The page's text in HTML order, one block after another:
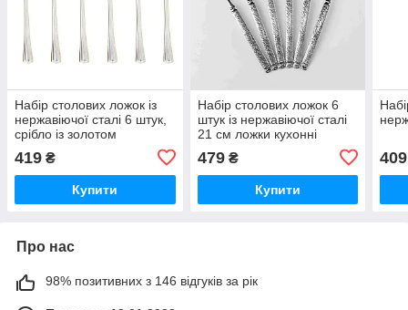
Набір столових ложок із
нержавіючої сталі 6 штук,
срібло із золотом
419 ₴
Купити
Набір столових ложок 6
штук із нержавіючої сталі
21 см ложки кухонні
сервірування посуд HP-
16978-10
479₴
Купити
409
Про нас
98% позитивних з 146 відгуків за рік